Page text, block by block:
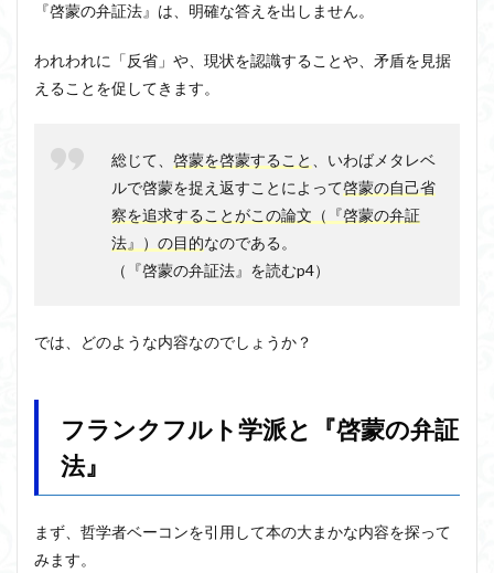
『啓蒙の弁証法』は、明確な答えを出しません。
われわれに「反省」や、現状を認識することや、矛盾を見据
えることを促してきます。
総じて、 啓蒙を啓蒙すること
、いわばメタレベ
ルで啓蒙を捉え返すことによって啓蒙の自己省
察を追求することがこの論文（『啓蒙の弁証
法』）の目的なのである。
（『啓蒙の弁証法』を読むp4）
では、どのような内容なのでしょうか？
フランクフルト学派と『啓蒙の弁証
法』
まず、哲学者ベーコンを引用して本の大まかな内容を探って
みます。